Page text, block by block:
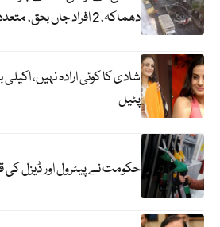
دھماکہ، 2 افراد جاں بحق، متعدد زخمی
شادی کا کوئی ارادہ نہیں،
پٹیل
حکومت نے پیٹرول اور ڈیزل